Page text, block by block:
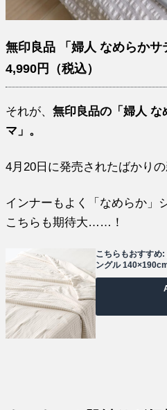
無印良品 「婦人 なめらかサ
4,990円（税込）
それが、無印良品の「婦人 な
マ」。
4月20日に発売されたばかりの
インナーもよく「なめらか」
こちらも期待大……！
こちらもおすすめ
ングル